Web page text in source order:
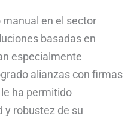
en el sector
basadas en
especialmente
alianzas con firmas
ha permitido
y robustez de su